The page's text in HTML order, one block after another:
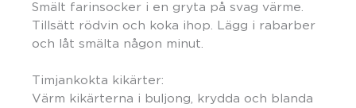
Smält farinsocker i en gryta på svag värme.
Tillsätt rödvin och koka ihop. Lägg i rabarber
och låt smälta någon minut.
Timjankokta kikärter:
Värm kikärterna i buljong, krydda och blanda